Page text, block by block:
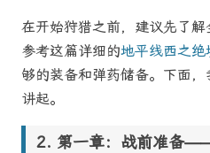
在开始狩猎之前，建议先了
参考这篇详细的地平线西之绝
够的装备和弹药储备。下面
讲起。
第一章：战前准备